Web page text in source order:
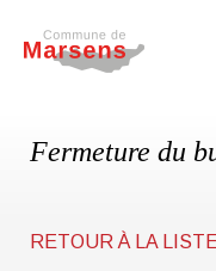
Fermeture du
RETOUR À LA LISTE